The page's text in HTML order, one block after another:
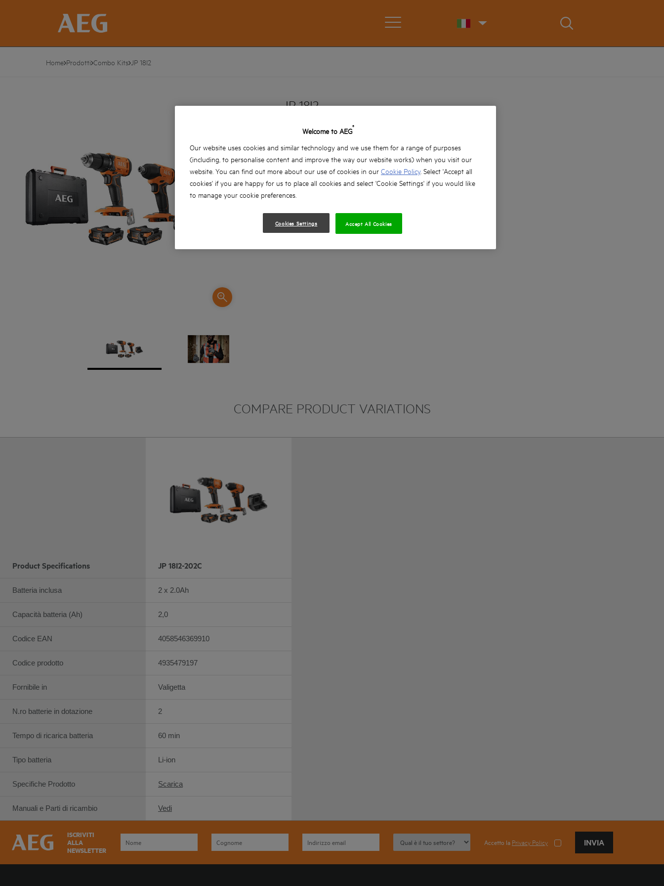
Home Prodotti Combo Kits JP 18I2
JP 18I2
JP 18I2
Variazioni prodotto: x1
COMPARE PRODUCT VARIATIONS
Product Specifications
Batteria inclusa
Capacità batteria (Ah)
Codice EAN
Codice prodotto
Fornibile in
N.ro batterie in dotazione
Tempo di ricarica batteria
Tipo batteria
Specifiche Prodotto
Manuali e Parti di ricambio
JP 18I2-202C
2 x 2.0Ah
2,0
4058546369910
4935479197
Valigetta
2
60 min
Li-ion
Scarica
Vedi
ISCRIVITI
ALLA
NEWSLETTER
Accetto la Privacy Policy INVIA
Welcome to AEG®
Our website uses cookies and similar technology and we use them for a range of purposes
(including, to personalise content and improve the way our website works) when you visit our
website. You can find out more about our use of cookies in our Cookie Policy. Select 'Accept all
cookies' if you are happy for us to place all cookies and select 'Cookie Settings' if you would like
to manage your cookie preferences.
Cookies Settings Accept All Cookies